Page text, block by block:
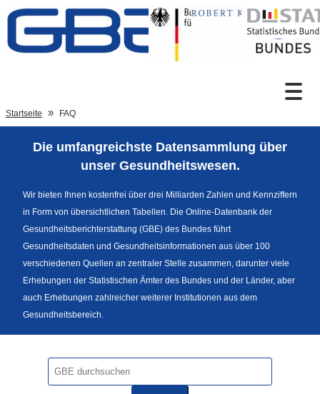
Zum Inhalt
Sprachumschaltung
Fußzeile
Startseite FAQ
Die umfangreichste Datensammlung über
unser Gesundheitswesen.
Wir bieten Ihnen kostenfrei über drei Milliarden Zahlen und Kennziffern
in Form von übersichtlichen Tabellen. Die Online-Datenbank der
Gesundheitsberichterstattung (GBE) des Bundes führt
Gesundheitsdaten und Gesundheitsinformationen aus über 100
verschiedenen Quellen an zentraler Stelle zusammen, darunter viele
Erhebungen der Statistischen Ämter des Bundes und der Länder, aber
auch Erhebungen zahlreicher weiterer Institutionen aus dem
Gesundheitsbereich.